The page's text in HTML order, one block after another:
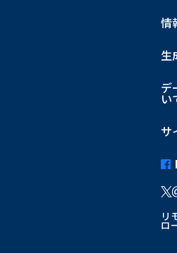
情
生
デ
い
サ
リ
ロ